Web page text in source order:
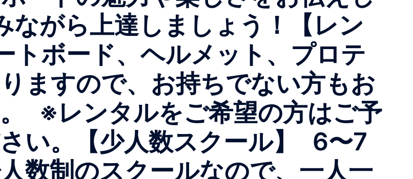
がら上達しましょう！【レン
トボード、ヘルメット、プロテ
ますので、お持ちでない方もお
※レンタルをご希望の方はご予
い。【少人数スクール】 6〜7
数制のスクールなので、一人一